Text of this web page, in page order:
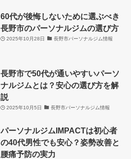
60代が後悔しないために選ぶべき
長野市のパーソナルジムの選び方
2025年10月28日 長野市パーソナルジム情報
長野市で50代が通いやすいパーソ
ナルジムとは？安心の選び方を解
説
2025年10月5日 長野市パーソナルジム情報
パーソナルジムIMPACTは初心者
の40代男性でも安心？姿勢改善と
腰痛予防の実力